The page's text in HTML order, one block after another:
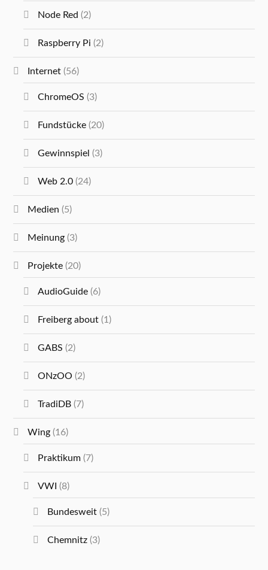
Node Red (2)
Raspberry Pi (2)
Internet (56)
ChromeOS (3)
Fundstücke(20)
Gewinnspiel (3)
Web 2.0(24)
Medien (5)
Meinung (3)
Projekte (20)
AudioGuide(6)
Freiberg about(1)
GABS (2)
ONzOO (2)
TradiDB(7)
Wing (16)
Praktikum(7)
VWI (8)
Bundesweit(5)
Chemnitz(3)